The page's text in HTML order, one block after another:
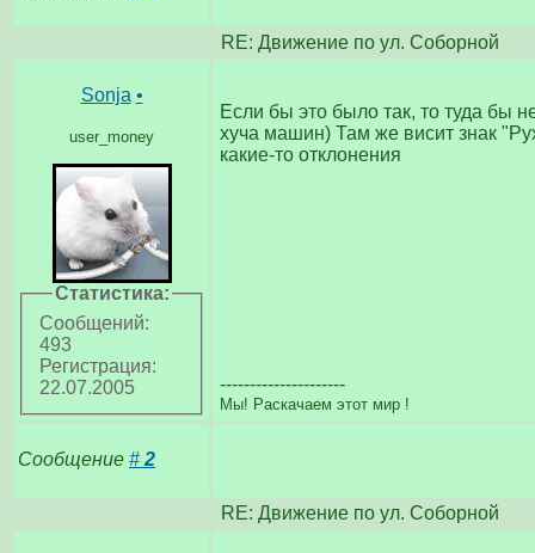
RE: Движение по ул. Соборнoй
Sonja •
user_money
Статистика:
Сообщений:
493
Регистрация:
22.07.2005
Если бы это было так, то туда бы
хуча машин) Там же висит знак
какие-то отклонения
---------------------
Мы! Раскачаем этот мир !
Сообщение # 2
RE: Движение по ул. Соборнoй